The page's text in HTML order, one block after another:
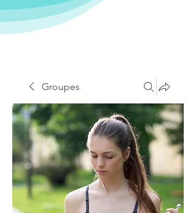
Groupes